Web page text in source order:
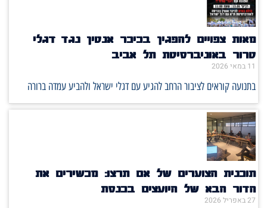
מאות צפויים להפגין בכיכר אנטין נגד דגלי
טרור באוניברסיטת תל אביב
11 במאי 2026
בתנועה קוראים לציבור הרחב להגיע עם דגלי ישראל ולהביע עמדה ברורה
תוכנית הצוערים של אם תרצו: מכשירים את
הדור הבא של היועצים בכנסת
27 באפריל 2026